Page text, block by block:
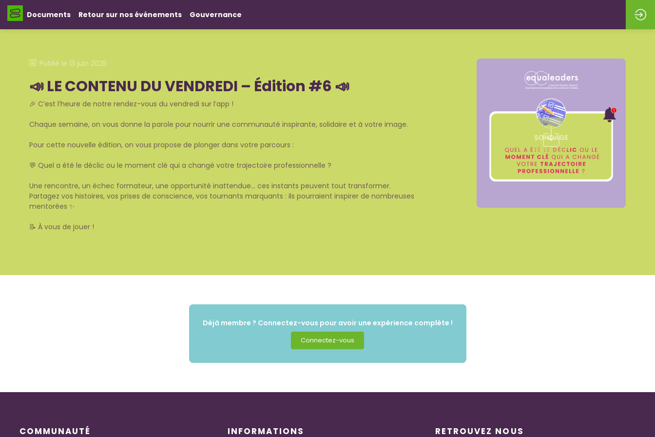
Documents Retour sur nos événements Gouvernance
Publié le 13 juin 2025
📣 LE CONTENU DU VENDREDI – Édition #6 📣
🎉 C’est l’heure de notre rendez-vous du vendredi sur l’app !
Chaque semaine, on vous donne la parole pour nourrir une communauté inspirante, solidaire et à votre image.
Pour cette nouvelle édition, on vous propose de plonger dans votre parcours :
💬 Quel a été le déclic ou le moment clé qui a changé votre trajectoire professionnelle ?
Une rencontre, un échec formateur, une opportunité inattendue… ces instants peuvent tout transformer.
Partagez vos histoires, vos prises de conscience, vos tournants marquants : ils pourraient inspirer de nombreuses
mentorées ✨
📝 À vous de jouer !
Déjà membre ? Connectez-vous pour avoir une expérience complète !
Connectez-vous
COMMUNAUTÉ INFORMATIONS RETROUVEZ NOUS